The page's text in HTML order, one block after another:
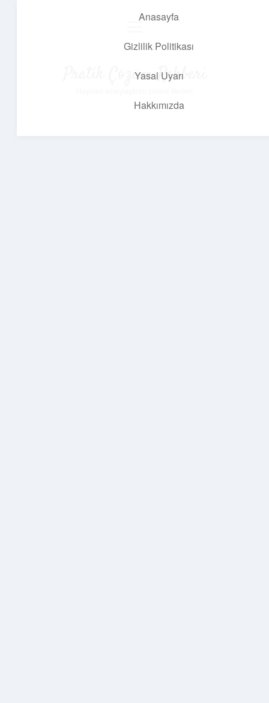
Anasayfa
Gizlilik Politikası
Yasal Uyarı
Hakkımızda
Pratik Çözüm Rehberi